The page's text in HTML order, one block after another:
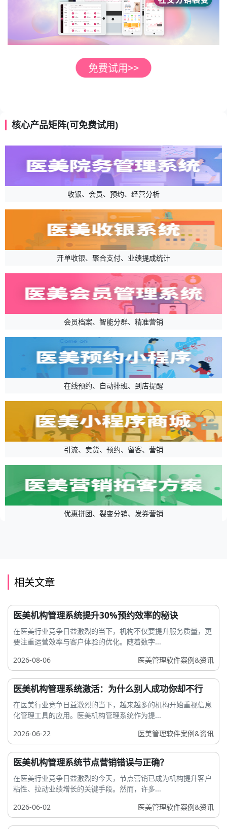
核心产品矩阵(可免费试用)
收银、会员、预约、经营分析
开单收银、聚合支付、业绩提成统计
会员档案、智能分群、精准营销
在线预约、自动排班、到店提醒
引流、卖货、预约、留客、营销
优惠拼团、裂变分销、发券营销
相关文章
医美机构管理系统提升30%预约效率的秘诀
在医美行业竞争日益激烈的当下，机构不仅要提升服务质量，更
要注重运营效率与客户体验的优化。随着数字...
2026-08-06
医美管理软件案例&资讯
医美机构管理系统激活：为什么别人成功你却不行
在医美行业竞争日益激烈的当下，越来越多的机构开始重视信息
化管理工具的应用。医美机构管理系统作为提...
2026-06-22
医美管理软件案例&资讯
医美机构管理系统节点营销错误与正确？
在医美行业竞争日益激烈的今天，节点营销已成为机构提升客户
粘性、拉动业绩增长的关键手段。然而，许多...
2026-06-02
医美管理软件案例&资讯